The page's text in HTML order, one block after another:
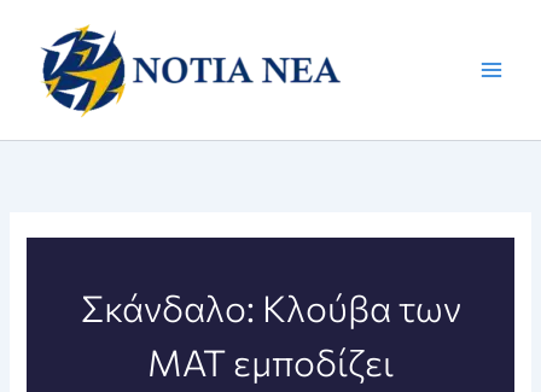
περιεχόμενο
Σκάνδαλο: Κλούβα των
ΜΑΤ εμποδίζει